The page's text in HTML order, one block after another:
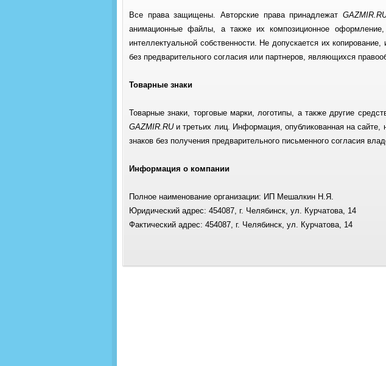
Все права защищены. Авторские права принадлежат
анимационные файлы, а также их композиционное
интеллектуальной собственности. Не допускается их
без предварительного согласия или партнеров, являющихся
Товарные знаки
Товарные знаки, торговые марки, логотипы, а также другие
GAZMIR.RUи третьих лиц. Информация, опубликованная на сайте,
знаков без получения предварительного письменного согласия
Информация о компании
Полное наименование организации: ИП Мешалкин Н.Я.
Юридический адрес: 454087, г. Челябинск, ул. Курчатова, 14
Фактический адрес: 454087, г. Челябинск, ул. Курчатова, 14